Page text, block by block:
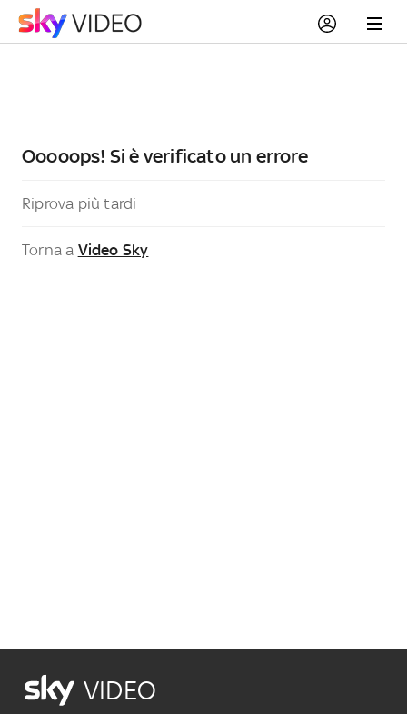
Ooooops! Si è verificato un errore
Riprova più tardi
Torna a Video Sky
VIDEO